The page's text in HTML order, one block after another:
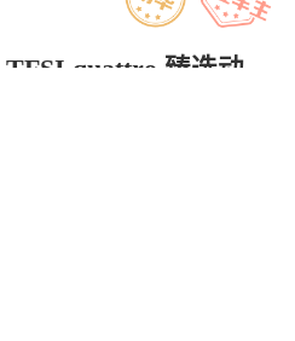
奥迪A6L 2022款 45 TFSI quattro 臻选动感型